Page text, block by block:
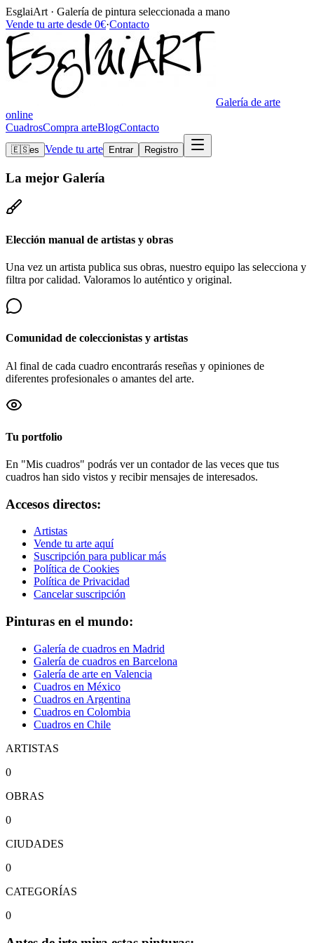
EsglaiArt · Galería de pintura seleccionada a mano
Vende tu arte desde 0€·Contacto
Galería de arte
online
CuadrosCompra arteBlogContacto
🇪🇸es Vende tu arte Entrar Registro
La mejor Galería
Elección manual de artistas y obras
Una vez un artista publica sus obras, nuestro equipo las selecciona y
filtra por calidad. Valoramos lo auténtico y original.
Comunidad de coleccionistas y artistas
Al final de cada cuadro encontrarás reseñas y opiniones de
diferentes profesionales o amantes del arte.
Tu portfolio
En "Mis cuadros" podrás ver un contador de las veces que tus
cuadros han sido vistos y recibir mensajes de interesados.
Accesos directos:
Artistas
Vende tu arte aquí
Suscripción para publicar más
Política de Cookies
Política de Privacidad
Cancelar suscripción
Pinturas en el mundo:
Galería de cuadros en Madrid
Galería de cuadros en Barcelona
Galería de arte en Valencia
Cuadros en México
Cuadros en Argentina
Cuadros en Colombia
Cuadros en Chile
ARTISTAS
0
OBRAS
0
CIUDADES
0
CATEGORÍAS
0